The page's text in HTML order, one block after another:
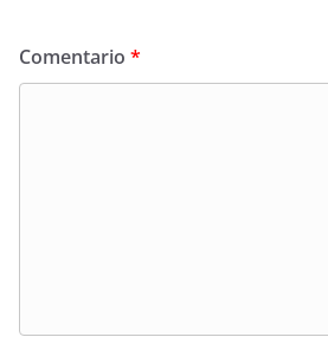
Comentario *